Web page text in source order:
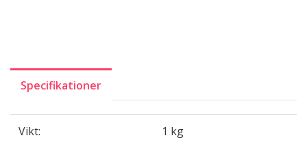
Specifikationer
Vikt: 1 kg